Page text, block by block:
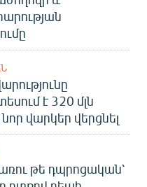
է 320 մլն
վարկեր վերցնել
թե դպրոցական՝